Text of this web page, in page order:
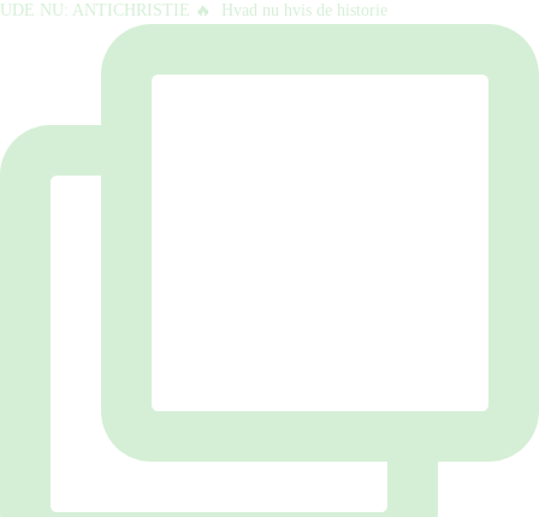
UDE NU: ANTICHRISTIE 🔥⁠ ⁠ Hvad nu hvis de historie